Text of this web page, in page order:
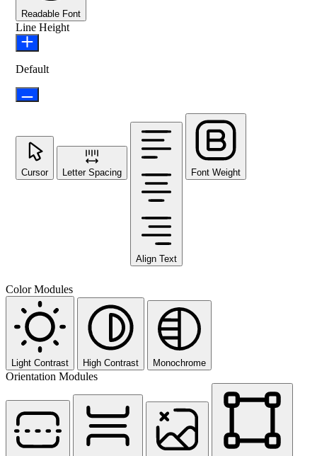
Readable Font
Line Height
Default
Cursor Letter Spacing
Align Text
Font Weight
Color Modules
Light Contrast High Contrast Monochrome
Orientation Modules